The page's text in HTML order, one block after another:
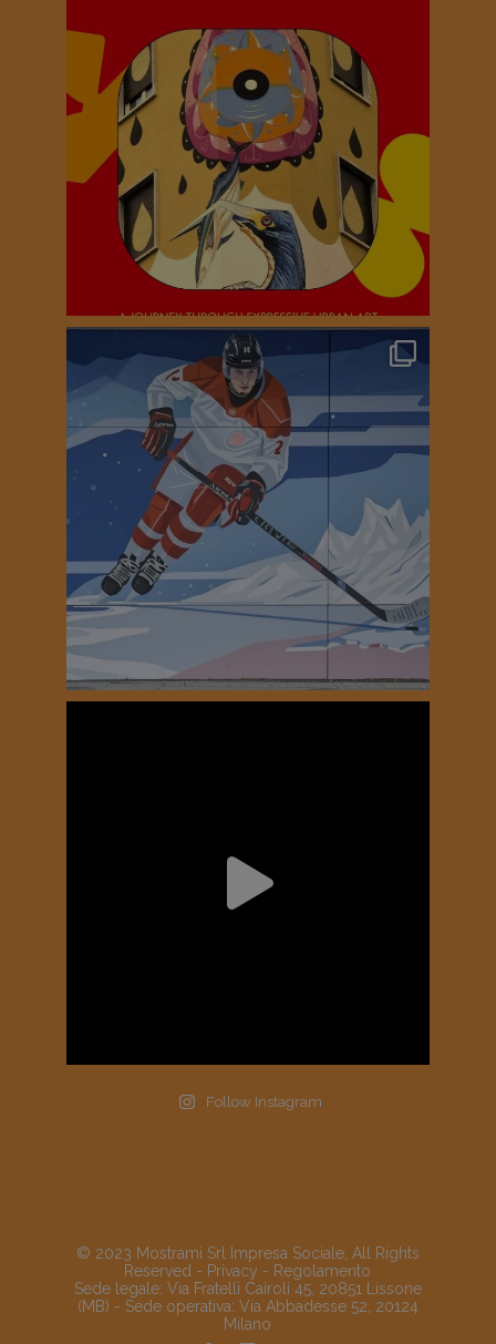
Follow Instagram
© 2023 Mostrami Srl Impresa Sociale, All Rights
Reserved - Privacy - Regolamento
Sede legale: Via Fratelli Cairoli 45, 20851 Lissone
(MB) - Sede operativa: Via Abbadesse 52, 20124
Milano